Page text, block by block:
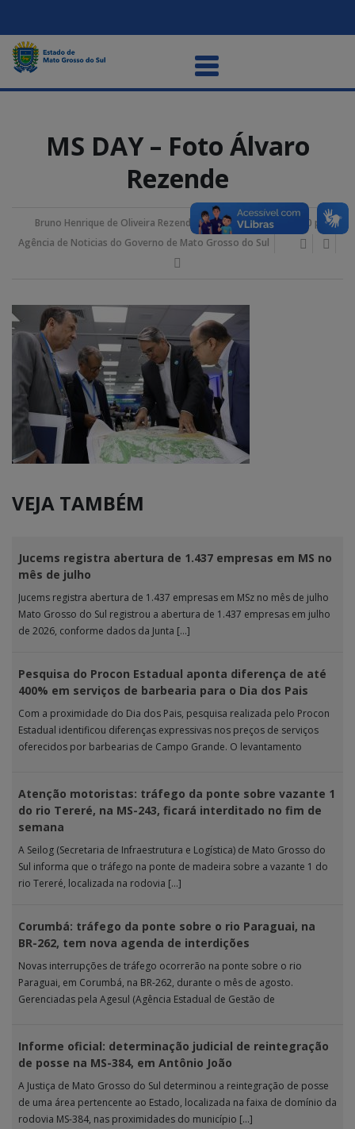
MS DAY – Foto Álvaro
Rezende
Bruno Henrique de Oliveira Rezende
01/agosto/2023 1:50 pm
Agência de Noticias do Governo de Mato Grosso do Sul
VEJA TAMBÉM
Jucems registra abertura de 1.437 empresas em MS no
mês de julho
Jucems registra abertura de 1.437 empresas em MSz no mês de julho
Mato Grosso do Sul registrou a abertura de 1.437 empresas em julho
de 2026, conforme dados da Junta […]
Pesquisa do Procon Estadual aponta diferença de até
400% em serviços de barbearia para o Dia dos Pais
Com a proximidade do Dia dos Pais, pesquisa realizada pelo Procon
Estadual identificou diferenças expressivas nos preços de serviços
oferecidos por barbearias de Campo Grande. O levantamento
Atenção motoristas: tráfego da ponte sobre vazante 1
do rio Tereré, na MS-243, ficará interditado no fim de
semana
A Seilog (Secretaria de Infraestrutura e Logística) de Mato Grosso do
Sul informa que o tráfego na ponte de madeira sobre a vazante 1 do
rio Tereré, localizada na rodovia […]
Corumbá: tráfego da ponte sobre o rio Paraguai, na
BR-262, tem nova agenda de interdições
Novas interrupções de tráfego ocorrerão na ponte sobre o rio
Paraguai, em Corumbá, na BR-262, durante o mês de agosto.
Gerenciadas pela Agesul (Agência Estadual de Gestão de
Informe oficial: determinação judicial de reintegração
de posse na MS-384, em Antônio João
A Justiça de Mato Grosso do Sul determinou a reintegração de posse
de uma área pertencente ao Estado, localizada na faixa de domínio da
rodovia MS-384, nas proximidades do município […]